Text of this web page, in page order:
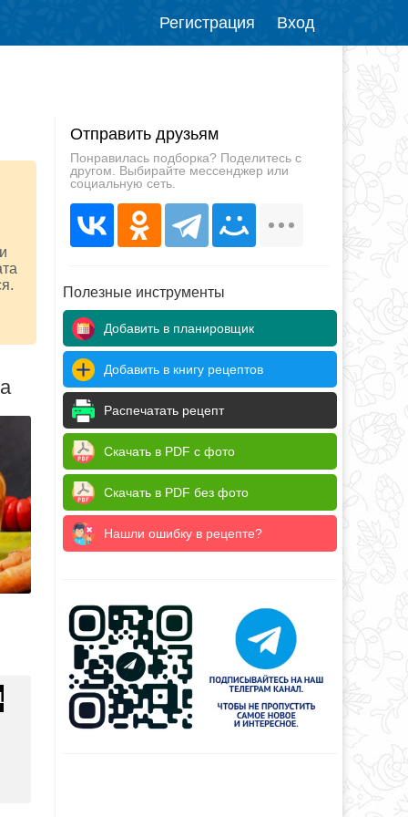
Регистрация Вход
Отправить друзьям
Понравилась подборка? Поделитесь с
другом. Выбирайте мессенджер или
социальную сеть.
Полезные инструменты
Добавить в планировщик
Добавить в книгу рецептов
Распечатать рецепт
Скачать в PDF с фото
Скачать в PDF без фото
Нашли ошибку в рецепте?